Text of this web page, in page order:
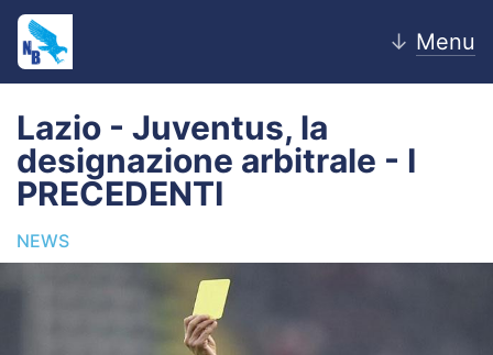
↓ Menu
Home
News
Lazio - Juventus, la
designazione arbitrale - I
PRECEDENTI
NEWS